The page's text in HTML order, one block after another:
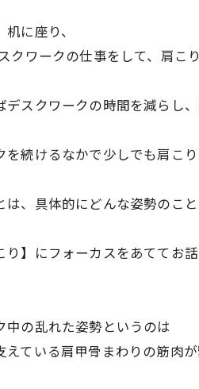
に座り、
クワークの仕事をして、 肩こ
デスクワークの時間を減らし、
を続けるなかで少しでも肩こ
は、具体的にどんな姿勢のこと
】にフォーカスをあててお話
中の乱れた姿勢というのは
ている肩甲骨まわりの筋肉が